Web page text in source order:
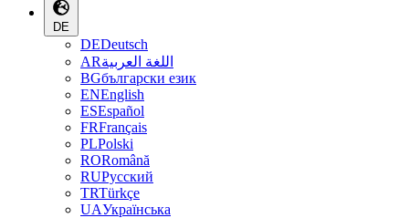
DE
DEDeutsch
ARاللغة العربية
BGбългарски език
ENEnglish
ESEspañol
FRFrançais
PLPolski
RORomână
RUРусский
TRTürkçe
UAУкраїнська